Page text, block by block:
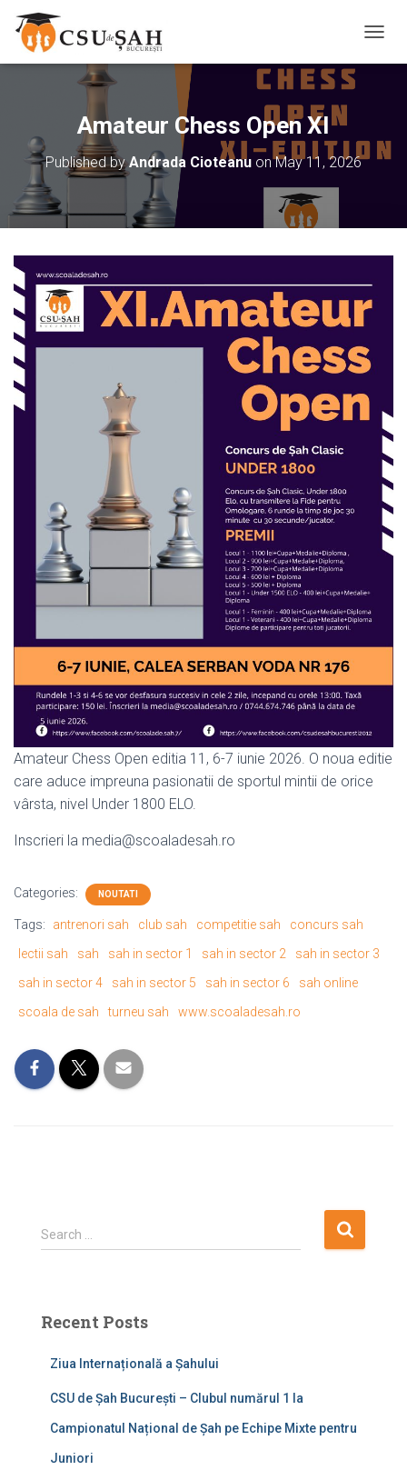
O
T
N
Amateur Chess Open XI
Published byAndrada Cioteanu onMay 11, 2026
Amateur Chess Open editia 11, 6-7 iunie 2026. O noua editie
care aduce impreuna pasionatii de sportul mintii de orice
vârsta, nivel Under 1800 ELO.
Inscrieri la media@scoaladesah.ro
Categories: NOUTATI
Tags: antrenori sah club sah competitie sah
concurs sah
lectii sah
sah sah in sector 1 sah in sector 2
sah in sector 3
sah in sector 4
sah in sector 5 sah in sector 6
sah online
scoala de sah
turneu sah www.scoaladesah.ro
S
e
h
Search …
Recent Posts
Ziua Internațională a Șahului
CSU de Șah București – Clubul numărul 1 la
Campionatul Național de Șah pe Echipe Mixte pentru
Juniori